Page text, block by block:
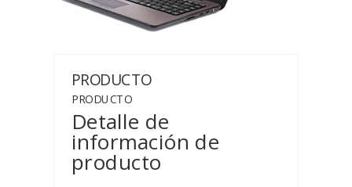
PRODUCTO
PRODUCTO
Detalle de
información de
producto